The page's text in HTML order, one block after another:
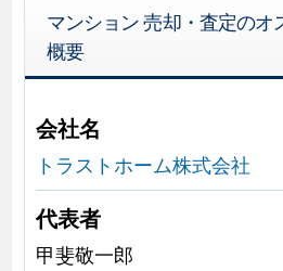
マンション 売却・査定のオ
概要
会社名
トラストホーム株式会社
代表者
甲斐敬一郎